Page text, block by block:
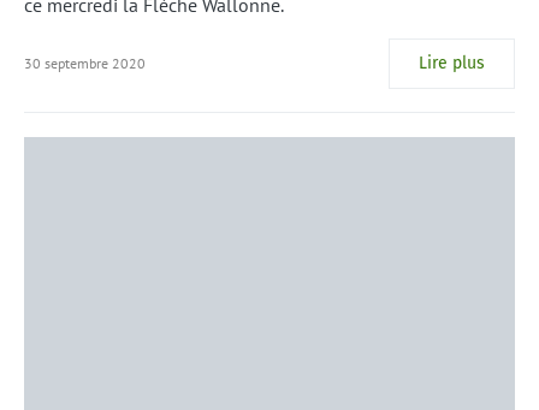
ce mercredi la Flèche Wallonne.
30 septembre 2020 Lire plus